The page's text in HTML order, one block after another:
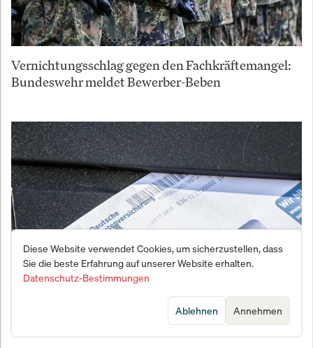
Vernichtungsschlag gegen den Fachkräftemangel:
Bundeswehr meldet Bewerber-Beben
Wie der Geheim-Plan von Merz und Bas die
deutschen Rentner an den Abgrund treibt
Diese Website verwendet Cookies, um sicherzustellen, dass
Sie die beste Erfahrung auf unserer Website erhalten.
Datenschutz-Bestimmungen
Annehmen
Ablehnen